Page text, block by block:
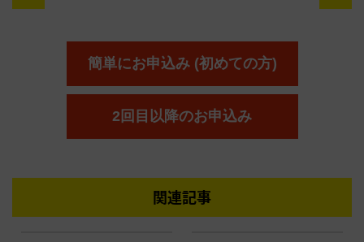
簡単にお申込み (初めての方)
2回目以降のお申込み
関連記事